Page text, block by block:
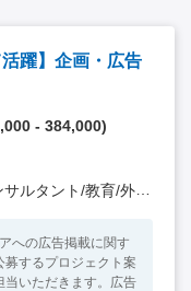
躍】企画・広告
- 384,000)
食/飲食/美容/娯楽/士業 他）
への広告掲載に関す
するプロジェクト案
当いただきます。広告